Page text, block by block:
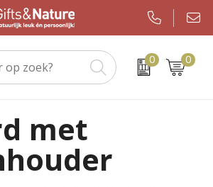
0 0
als relatiegeschenk
als relatiegeschenk
op maat
met